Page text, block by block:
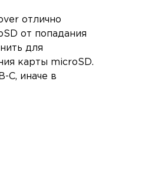
отлично
от попадания
для
карты microSD.
C, иначе в